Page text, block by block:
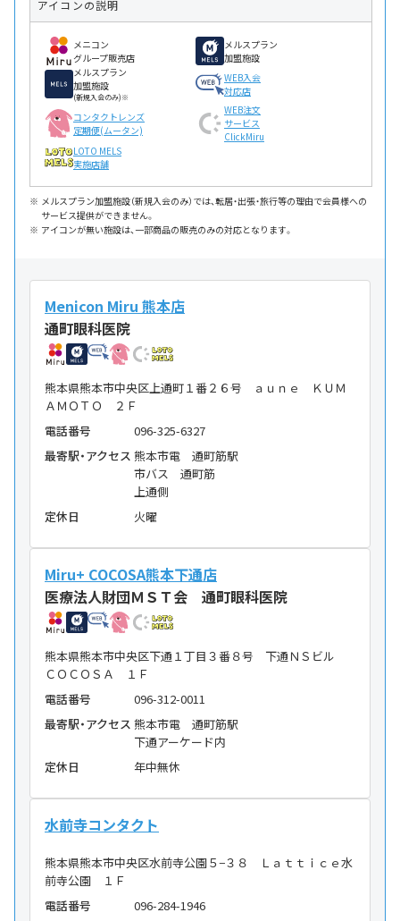
アイコンの説明
メニコン
グループ販売店
メルスプラン
加盟施設
メルスプラン
加盟施設
(新規入会のみ)※
WEB入会
対応店
コンタクトレンズ
定期便(ムータン)
WEB注文
サービス
ClickMiru
LOTO MELS
実施店舗
メルスプラン加盟施設（新規入会のみ）では、転居・出張・旅行等の理由で会員様への
サービス提供ができません。
アイコンが無い施設は、一部商品の販売のみの対応となります。
Menicon Miru 熊本店
通町眼科医院
熊本県熊本市中央区上通町１番２６号 ａｕｎｅ ＫＵＭ
ＡＭＯＴＯ ２Ｆ
電話番号
096-325-6327
最寄駅・アクセス 熊本市電 通町筋駅
市バス 通町筋
上通側
定休日
火曜
Miru+ COCOSA熊本下通店
医療法人財団ＭＳＴ会 通町眼科医院
熊本県熊本市中央区下通１丁目３番８号 下通ＮＳビル
ＣＯＣＯＳＡ １Ｆ
電話番号
096-312-0011
最寄駅・アクセス 熊本市電 通町筋駅
下通アーケード内
定休日
年中無休
水前寺コンタクト
熊本県熊本市中央区水前寺公園５−３８ Ｌａｔｔｉｃｅ水
前寺公園 １Ｆ
電話番号
096-284-1946